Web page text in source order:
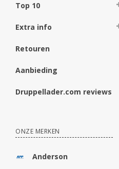
Top 10
Extra info
Retouren
Aanbieding
Druppellader.com reviews
ONZE MERKEN
Anderson